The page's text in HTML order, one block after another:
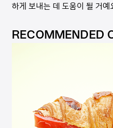
하게 보내는 데 도움이 될 거예
RECOMMENDED